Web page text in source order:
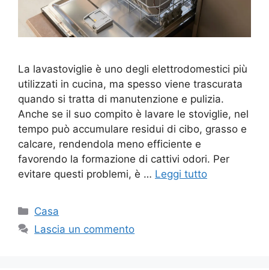
La lavastoviglie è uno degli elettrodomestici più
utilizzati in cucina, ma spesso viene trascurata
quando si tratta di manutenzione e pulizia.
Anche se il suo compito è lavare le stoviglie, nel
tempo può accumulare residui di cibo, grasso e
calcare, rendendola meno efficiente e
favorendo la formazione di cattivi odori. Per
evitare questi problemi, è … Leggi tutto
Categorie
Casa
Lascia un commento